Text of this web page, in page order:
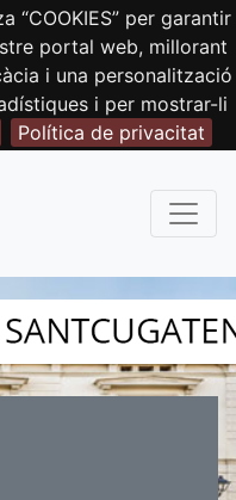
“COOKIES” per garantir
portal web, millorant
i una personalització
i per mostrar-li
Política de privacitat